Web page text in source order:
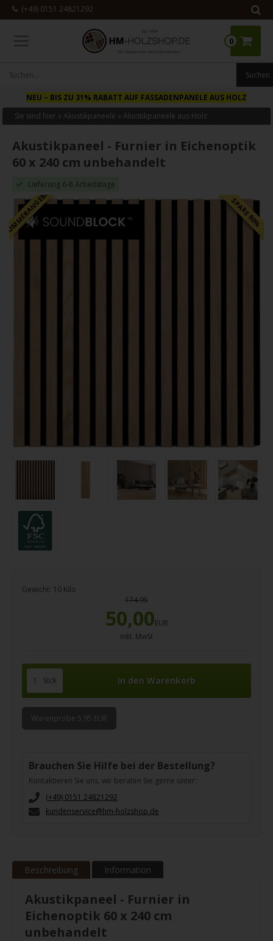
(+49) 0151 24821292
0
NEU – BIS ZU 31% RABATT AUF FASSADENPANELE AUS HOLZ
Sie sind hier »Akustikpaneele »Akustikpaneele aus Holz
Akustikpaneel - Furnier in Eichenoptik
60 x 240 cm unbehandelt
Lieferung 6-8 Arbeitstage
- 71%
SPARE 80%
SOMMERANGEBOT
Gewicht: 10 Kilo
174.95
50,00EUR
inkl. MwSt
Stck
Warenprobe 5,95 EUR
Brauchen Sie Hilfe bei der Bestellung?
Kontaktieren Sie uns, wir beraten Sie gerne unter:
(+49) 0151 24821292
kundenservice@hm-holzshop.de
Beschreibung Information
Akustikpaneel - Furnier in
Eichenoptik 60 x 240 cm
unbehandelt